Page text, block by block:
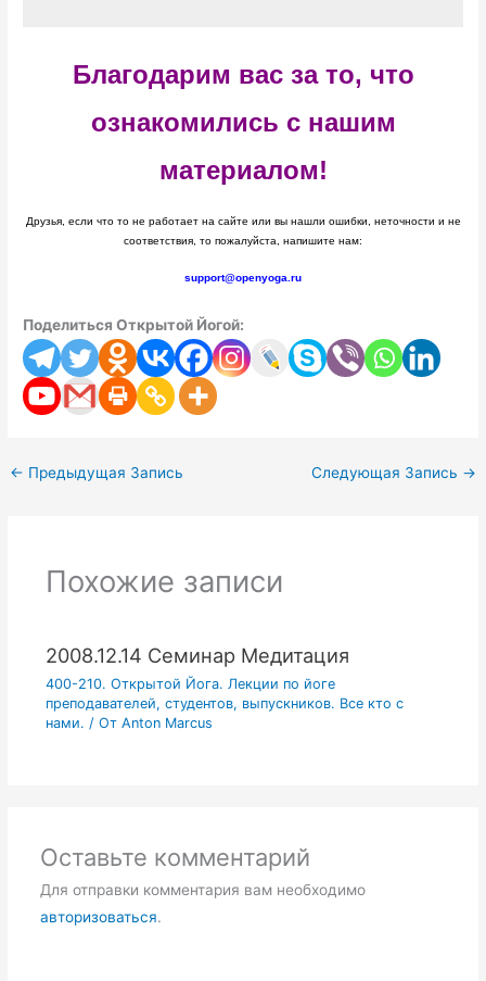
Благодарим вас за то, что
ознакомились с нашим
материалом!
Друзья, если что то не работает на сайте или вы нашли ошибки, неточности и не
соответствия, то пожалуйста, напишите нам:
support@openyoga.ru
Поделиться Открытой Йогой:
← Предыдущая Запись Следующая Запись →
Похожие записи
2008.12.14 Семинар Медитация
400-210. Открытой Йога. Лекции по йоге
преподавателей, студентов, выпускников. Все кто с
нами. / От Anton Marcus
Оставьте комментарий
Для отправки комментария вам необходимо
авторизоваться.